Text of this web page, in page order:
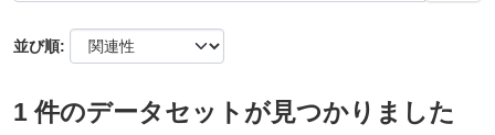
並び順
1 件のデータセットが見つかりました